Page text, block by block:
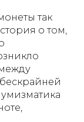
так
о том,